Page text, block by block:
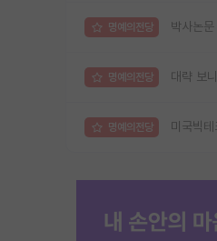
명예의전당 박사논
명예의전당 대략 보
명예의전당 미국빅